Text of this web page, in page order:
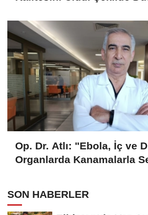
Op. Dr. Atlı: "Ebola, İç ve
Organlarda Kanamalarla
SON HABERLER